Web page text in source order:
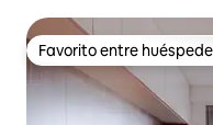
Favorito entre
Favorito entre